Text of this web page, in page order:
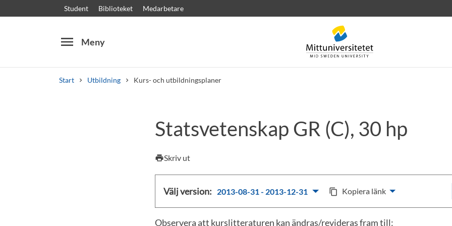
Student Biblioteket Medarbetare
menu Meny
Start Utbildning Kurs- och utbildningsplaner
Kursplaner Välkomstbrev PersonalLediga jobb
Statsvetenskap GR (C), 30 hp
printSkriv ut
Välj version: 2013-08-31 - 2013-12-31 content_copy Kopiera länk
Observera att kurslitteraturen kan ändras/revideras fram till: